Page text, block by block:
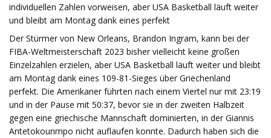
individuellen Zahlen vorweisen, aber USA Basketball läuft weiter
und bleibt am Montag dank eines perfekt
Der Stürmer von New Orleans, Brandon Ingram, kann bei der
FIBA-Weltmeisterschaft 2023 bisher vielleicht keine großen
Einzelzahlen erzielen, aber USA Basketball läuft weiter und bleibt
am Montag dank eines 109-81-Sieges über Griechenland
perfekt. Die Amerikaner führten nach einem Viertel nur mit 23:19
und in der Pause mit 50:37, bevor sie in der zweiten Halbzeit
gegen eine griechische Mannschaft dominierten, in der Giannis
Antetokounmpo nicht auflaufen konnte. Dadurch haben sich die